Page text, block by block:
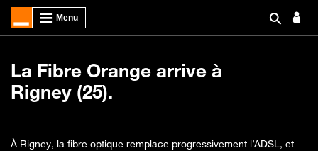
La Fibre Orange arrive à
Rigney (25).
À Rigney, la fibre optique remplace progressivement l’ADSL, et